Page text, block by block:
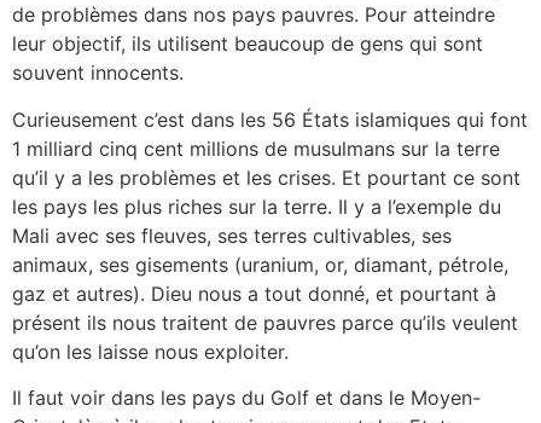
de problèmes dans nos pays pauvres. Pour atteindre
leur objectif, ils utilisent beaucoup de gens qui sont
souvent innocents.
Curieusement c’est dans les 56 États islamiques qui font
1 milliard cinq cent millions de musulmans sur la terre
qu’il y a les problèmes et les crises. Et pourtant ce sont
les pays les plus riches sur la terre. Il y a l’exemple du
Mali avec ses fleuves, ses terres cultivables, ses
animaux, ses gisements (uranium, or, diamant, pétrole,
gaz et autres). Dieu nous a tout donné, et pourtant à
présent ils nous traitent de pauvres parce qu’ils veulent
qu’on les laisse nous exploiter.
Il faut voir dans les pays du Golf et dans le Moyen-